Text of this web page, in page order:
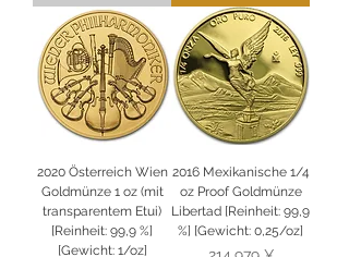
2020 Österreich Wien
Goldmünze 1 oz (mit
transparentem Etui)
[Reinheit: 99,9 %]
[Gewicht: 1/oz]
2016 Mexikanische 1/4
oz Proof Goldmünze
Libertad [Reinheit: 99,9
%] [Gewicht: 0,25/oz]
Preis